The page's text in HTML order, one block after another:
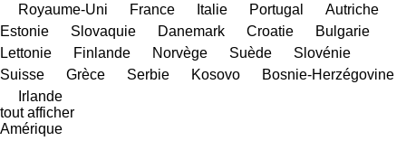
Royaume-Uni
France Italie Portugal
Autriche
Estonie
Slovaquie Danemark Croatie
Bulgarie
Lettonie
Finlande Norvège Suède
Slovénie
Suisse
Grèce Serbie Kosovo
Bosnie-Herzégovine
Irlande
tout afficher
Amérique